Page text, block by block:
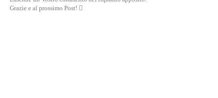
Grazie e al prossimo Post! 